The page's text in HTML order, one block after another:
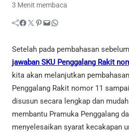
3 Menit membaca
Facebook Twitter Pinterest Mail WhatsApp
Setelah pada pembahasan
jawaban SKU Penggalang Rakit
kita akan melanjutkan
Penggalang Rakit nomor 11
disusun secara lengkap dan
membantu Pramuka Penggalang
menyelesaikan syarat kecakapan